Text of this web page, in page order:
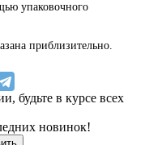
упаковочного
приблизительно.
будьте в курсе всех
новинок!